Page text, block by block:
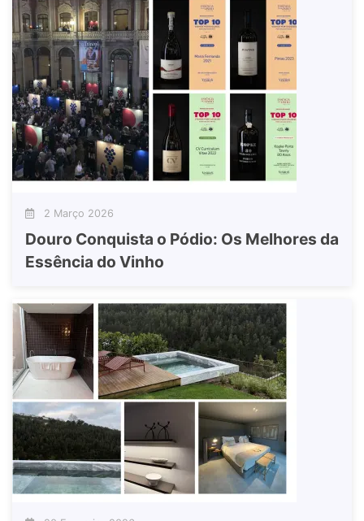
2 Março 2026
Douro Conquista o Pódio: Os Melhores da
Essência do Vinho